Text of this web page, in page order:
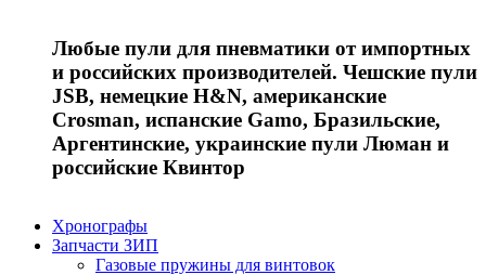
Любые пули для пневматики от импортных
и российских производителей. Чешские пули
JSB, немецкие H&N, американские
Crosman, испанские Gamo, Бразильские,
Аргентинские, украинские пули Люман и
российские Квинтор
Хронографы
Запчасти ЗИП
Газовые пружины для винтовок